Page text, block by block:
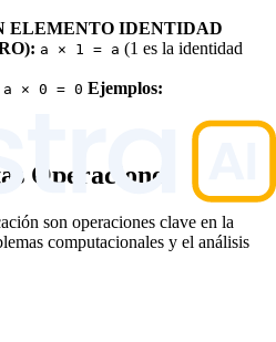
ELEMENTO IDENTIDAD
a × 1 = a (1 es la identidad
a × 0 = 0 Ejemplos:
Operaciones
son operaciones clave en la
computacionales y el análisis